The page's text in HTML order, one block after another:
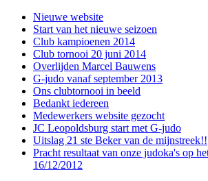
Nieuwe website
Start van het nieuwe seizoen
Club kampioenen 2014
Club tornooi 20 juni 2014
Overlijden Marcel Bauwens
G-judo vanaf september 2013
Ons clubtornooi in beeld
Bedankt iedereen
Medewerkers website gezocht
JC Leopoldsburg start met G-judo
Uitslag 21 ste Beker van de mijnstreek!!
Pracht resultaat van onze judoka's op
16/12/2012